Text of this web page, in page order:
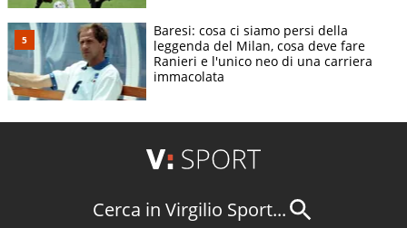
Baresi: cosa ci siamo persi della
leggenda del Milan, cosa deve fare
Ranieri e l'unico neo di una carriera
immacolata
Cerca in Virgilio Sport...